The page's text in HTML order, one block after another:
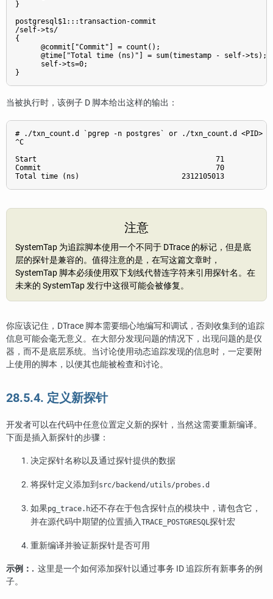
}
postgresql$1:::transaction-commit
/self->ts/
{
      @commit["Commit"] = count();
      @time["Total time (ns)"] = sum(timestamp - self->ts);
      self->ts=0;
当被执行时，该例子 D 脚本给出这样的输出：
# ./txn_count.d `pgrep -n postgres` or ./txn_count.d <PID>
^C
Start                                          71
Commit                                         70
注意
SystemTap 为追踪脚本使用一个不同于 DTrace 的标记，但是底
层的探针是兼容的。值得注意的是，在写这篇文章时，
SystemTap 脚本必须使用双下划线代替连字符来引用探针名。在
未来的 SystemTap 发行中这很可能会被修复。
你应该记住，DTrace 脚本需要细心地编写和调试，否则收集到的追踪
信息可能会毫无意义。在大部分发现问题的情况下，出现问题的是仪
器，而不是底层系统。当讨论使用动态追踪发现的信息时，一定要附
上使用的脚本，以便其也能被检查和讨论。
28.5.4. 定义新探针
开发者可以在代码中任意位置定义新的探针，当然这需要重新编译。
下面是插入新探针的步骤：
决定探针名称以及通过探针提供的数据
将探针定义添加到 src/backend/utils/probes.d
如果pg_trace.h还不存在于包含探针点的模块中，请包含它，
并在源代码中期望的位置插入TRACE_POSTGRESQL探针宏
重新编译并验证新探针是否可用
示例：. 这里是一个如何添加探针以通过事务 ID 追踪所有新事务的例
子。